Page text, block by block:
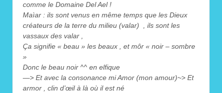
comme le Domaine Del Ael !
Maìar : ils sont venus en même temps que les Dieux
créateurs de la terre du milieu (valar) , ils sont les
vassaux des valar ,
Ça signifie « beau » les beaux , et môr « noir – sombre
»
Donc le beau noir ^^ en elfique
—> Et avec la consonance mi Amor (mon amour)~> Et
armor , clin d’œil à là où il est né